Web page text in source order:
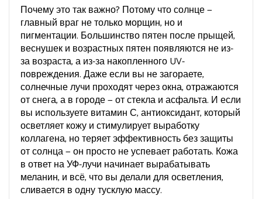
Почему это так важно? Потому что солнце —
главный враг не только морщин, но и
пигментации. Большинство пятен после прыщей,
веснушек и возрастных пятен появляются не из-
за возраста, а из-за накопленного UV-
повреждения. Даже если вы не загораете,
солнечные лучи проходят через окна, отражаются
от снега, а в городе — от стекла и асфальта. И если
вы используетевитамин С,антиоксидант, который
осветляет кожу и стимулирует выработку
коллагена, но теряет эффективность без защиты
от солнца— он просто не успевает работать. Кожа
в ответ на УФ-лучи начинает вырабатывать
меланин, и всё, что вы делали для осветления,
сливается в одну тусклую массу.